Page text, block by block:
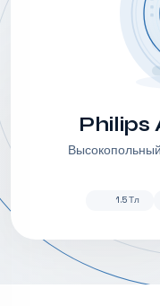
Philips
1.5 Тл